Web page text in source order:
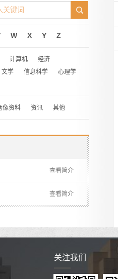
W X Y Z
计算机
经济
文学 信息科学
心理学
像资料 资讯 其他
查看简介
查看简介
关注我们